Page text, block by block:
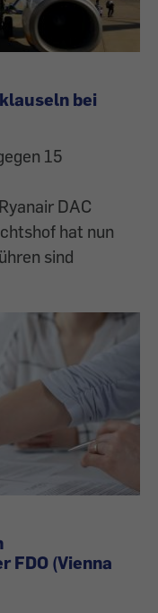
bei
15
DAC
hat nun
sind
(Vienna